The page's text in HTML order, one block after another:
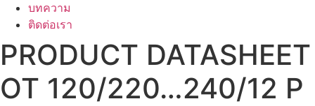
บทความ
ติดต่อเรา
PRODUCT DATASHEET
OT 120/220…240/12 P